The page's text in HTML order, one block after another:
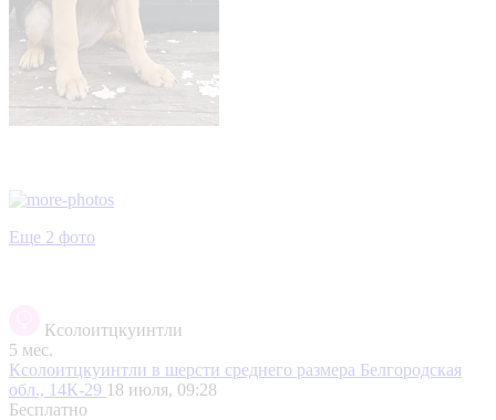
Еще 2 фото
Ксолоитцкуинтли
5 мес.
Ксолоитцкуинтли в шерсти среднего размера Белгородская
обл., 14К-29 18 июля, 09:28
Бесплатно